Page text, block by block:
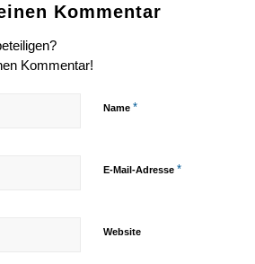
Kommentar
Kommentar!
Name *
E-Mail-Adresse *
Website